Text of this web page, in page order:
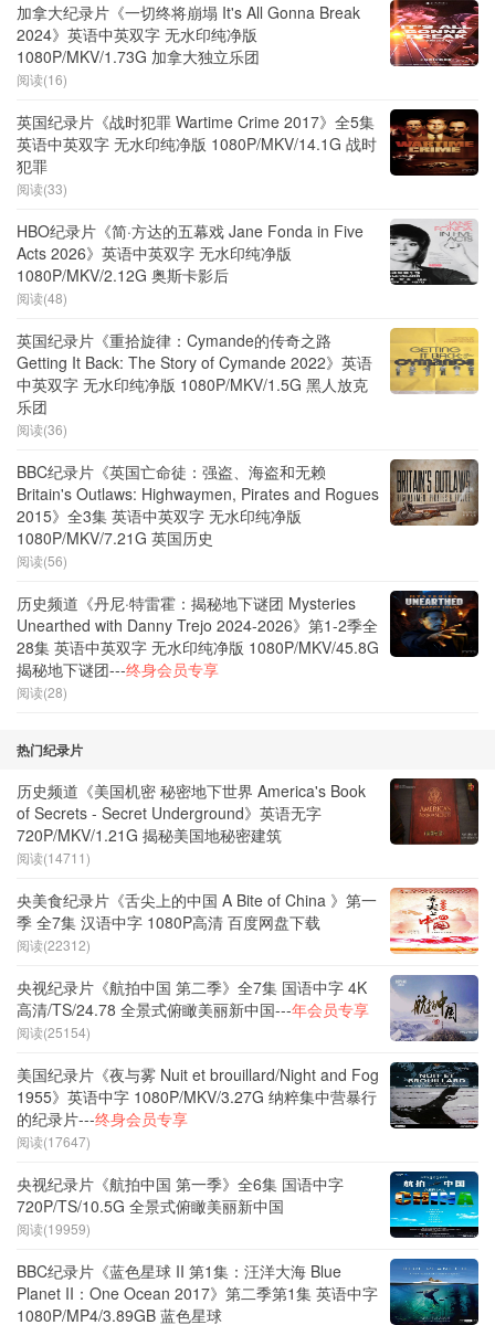
加拿大纪录片《一切终将崩塌 It's All Gonna Break
2024》英语中英双字 无水印纯净版
1080P/MKV/1.73G 加拿大独立乐团
阅读(16)
英国纪录片《战时犯罪 Wartime Crime 2017》全5集
英语中英双字 无水印纯净版 1080P/MKV/14.1G 战时
犯罪
阅读(33)
HBO纪录片《简·方达的五幕戏 Jane Fonda in Five
Acts 2026》英语中英双字 无水印纯净版
1080P/MKV/2.12G 奥斯卡影后
阅读(48)
英国纪录片《重拾旋律：Cymande的传奇之路
Getting It Back: The Story of Cymande 2022》英语
中英双字 无水印纯净版 1080P/MKV/1.5G 黑人放克
乐团
阅读(36)
BBC纪录片《英国亡命徒：强盗、海盗和无赖
Britain's Outlaws: Highwaymen, Pirates and Rogues
2015》全3集 英语中英双字 无水印纯净版
1080P/MKV/7.21G 英国历史
阅读(56)
历史频道《丹尼·特雷霍：揭秘地下谜团 Mysteries
Unearthed with Danny Trejo 2024-2026》第1-2季全
28集 英语中英双字 无水印纯净版 1080P/MKV/45.8G
揭秘地下谜团---终身会员专享
阅读(28)
热门纪录片
历史频道《美国机密 秘密地下世界 America's Book
of Secrets - Secret Underground》英语无字
720P/MKV/1.21G 揭秘美国地秘密建筑
阅读(14711)
央美食纪录片《舌尖上的中国 A Bite of China 》第一
季 全7集 汉语中字 1080P高清 百度网盘下载
阅读(22312)
央视纪录片《航拍中国 第二季》全7集 国语中字 4K
高清/TS/24.78 全景式俯瞰美丽新中国---年会员专享
阅读(25154)
美国纪录片《夜与雾 Nuit et brouillard/Night and Fog
1955》英语中字 1080P/MKV/3.27G 纳粹集中营暴行
的纪录片---终身会员专享
阅读(17647)
央视纪录片《航拍中国 第一季》全6集 国语中字
720P/TS/10.5G 全景式俯瞰美丽新中国
阅读(19959)
BBC纪录片《蓝色星球 II 第1集：汪洋大海 Blue
Planet II：One Ocean 2017》第二季第1集 英语中字
1080P/MP4/3.89GB 蓝色星球